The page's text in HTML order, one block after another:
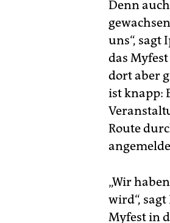
Denn
uns“, sagt
das
dort aber
ist knapp:
Route
„Wir
wird“,
Myfest in